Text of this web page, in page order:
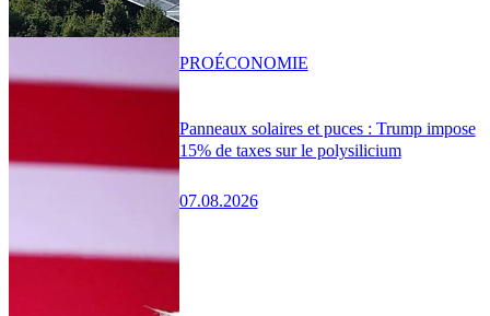
Panneaux solaires et puces : Trump impose
15% de taxes sur le polysilicium
07.08.2026
PROÉCONOMIE